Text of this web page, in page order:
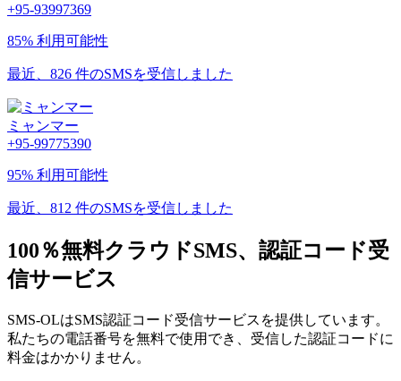
+95-93997369
85% 利用可能性
最近、826 件のSMSを受信しました
ミャンマー
+95-99775390
95% 利用可能性
最近、812 件のSMSを受信しました
100％無料クラウドSMS、認証コード受
信サービス
SMS-OLはSMS認証コード受信サービスを提供しています。
私たちの電話番号を無料で使用でき、受信した認証コードに
料金はかかりません。